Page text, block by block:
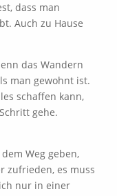
dass man
Auch zu Hause
das Wandern
man gewohnt ist.
schaffen kann,
gehe.
Weg geben,
zufrieden, es muss
nur in einer